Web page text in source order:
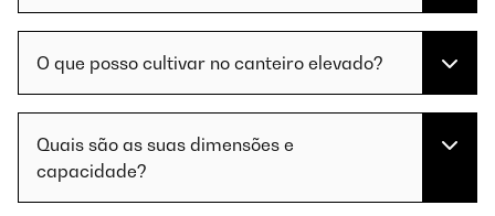
O que posso cultivar no canteiro elevado?
Quais são as suas dimensões e
capacidade?